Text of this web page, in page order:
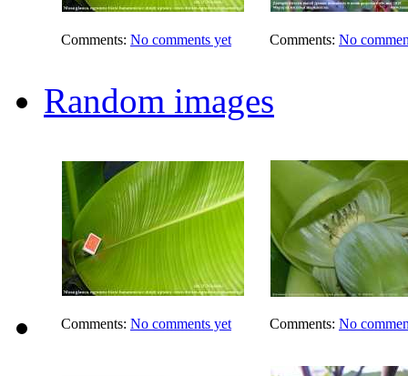
Comments: No comments yet Comments: No
Random images
Comments: No comments yet Comments: No